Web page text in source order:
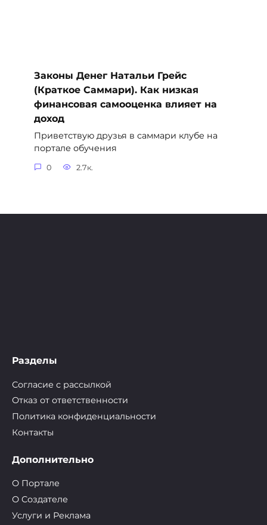
Законы Денег Натальи Грейс
(Краткое Саммари). Как низкая
финансовая самооценка влияет на
доход
Приветствую друзья в саммари клубе на
портале обучения
0 2.7к.
Разделы
Согласие с рассылкой
Отказ от ответственности
Политика конфиденциальности
Контакты
Дополнительно
О Портале
О Cоздателе
Услуги и Реклама